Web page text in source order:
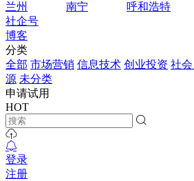
兰州
南宁 呼和浩特
社企号
博客
分类
全部 市场营销 信息技术 创业投资 社
源 未分类
申请试用
HOT
登录
注册